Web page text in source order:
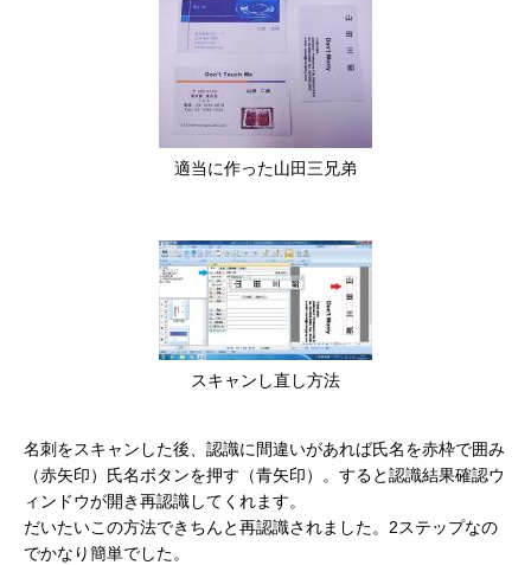
適当に作った山田三兄弟
スキャンし直し方法
名刺をスキャンした後、認識に間違いがあれば氏名を赤枠で囲み
（赤矢印）氏名ボタンを押す（青矢印）。すると認識結果確認ウ
ィンドウが開き再認識してくれます。
だいたいこの方法できちんと再認識されました。2ステップなの
でかなり簡単でした。